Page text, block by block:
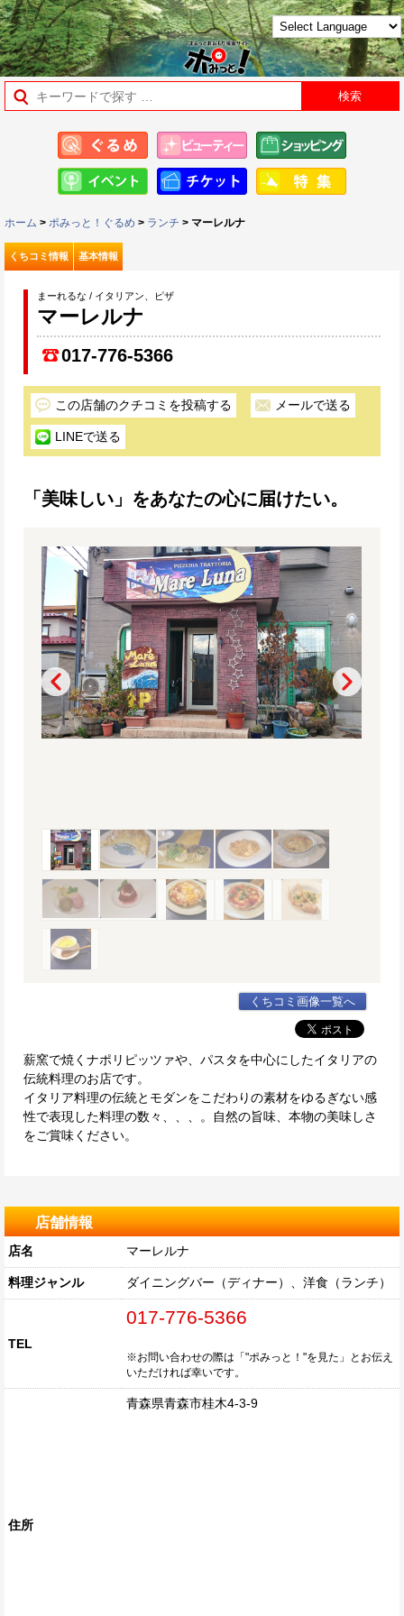
ホーム > ポみっと！ぐるめ > ランチ > マーレルナ
くちコミ情報 基本情報
まーれるな / イタリアン、ピザ
マーレルナ
017-776-5366
この店舗のクチコミを投稿する メールで送る
LINEで送る
「美味しい」をあなたの心に届けたい。
くちコミ画像一覧へ
薪窯で焼くナポリピッツァや、パスタを中心にしたイタリアの
伝統料理のお店です。
イタリア料理の伝統とモダンをこだわりの素材をゆるぎない感
性で表現した料理の数々、、、。自然の旨味、本物の美味しさ
をご賞味ください。
店舗情報
店名 マーレルナ
料理ジャンル ダイニングバー（ディナー）、洋食（ランチ）
TEL
017-776-5366
※お問い合わせの際は「"ポみっと！"を見た」とお伝え
いただければ幸いです。
住所
青森県青森市桂木4-3-9